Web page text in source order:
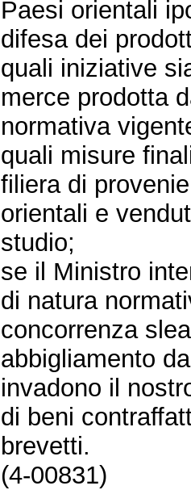
Paesi orientali
difesa dei
quali iniziative
merce prodotta
normativa
quali misure
filiera di
orientali e
studio;
se il Ministro
di natura
concorrenza
abbigliamento
invadono il
di beni
brevetti.
(4-00831)